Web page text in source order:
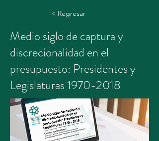
< Regresar
Medio siglo de captura y
discrecionalidad en el
presupuesto: Presidentes y
Legislaturas1970-2018